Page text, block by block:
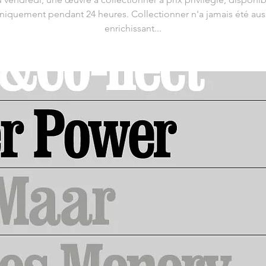
pendant 24 heures. Collectionner n'a jamais été
enrichissant...